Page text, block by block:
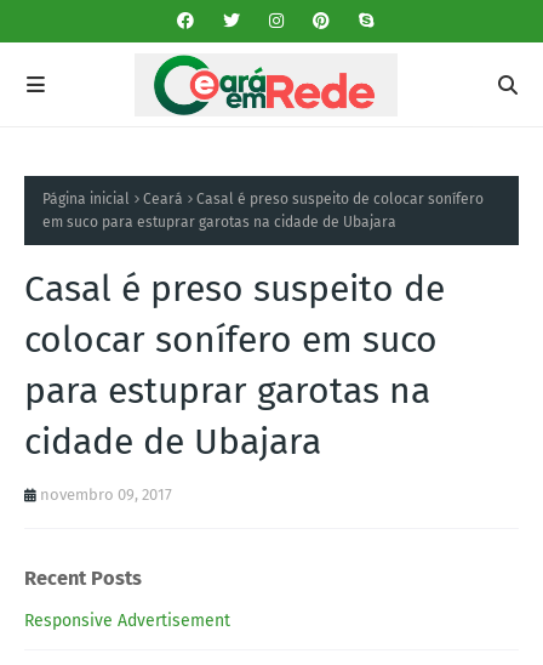
Página inicial Ceará
Casal é preso suspeito de colocar sonífero
em suco para estuprar garotas na cidade de Ubajara
Casal é preso suspeito de
colocar sonífero em suco
para estuprar garotas na
cidade de Ubajara
novembro 09, 2017
Recent Posts
Responsive Advertisement